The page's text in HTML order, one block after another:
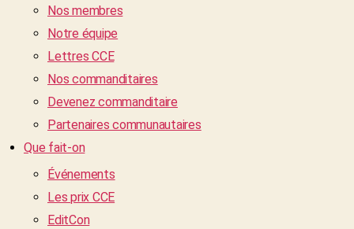
Nos membres
Notre équipe
Lettres CCE
Nos commanditaires
Devenez commanditaire
Partenaires communautaires
Que fait-on
Événements
Les prix CCE
EditCon